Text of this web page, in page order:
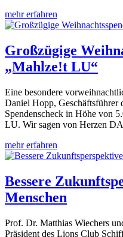
mehr erfahren
Großzügige
„Mahlze!t LU“
Eine besondere
Daniel Hopp, Geschäftsführer
Spendenscheck in Höhe von
LU. Wir sagen von Herzen
mehr erfahren
Bessere
Menschen
Prof. Dr. Matthias Wiechers
Präsident des Lions Club